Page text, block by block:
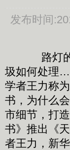
发布时间:
路灯的灯
圾如何处理
学者王力称
书，为什么
市细节，打
书》推出《
者王力，新